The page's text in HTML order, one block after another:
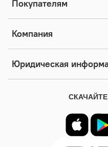
Покупателям
Компания
Юридическая